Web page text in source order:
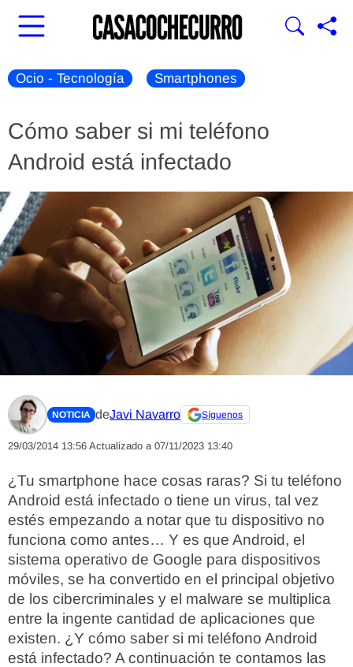
Ocio - Tecnología Smartphones
Cómo saber si mi teléfono
Android está infectado
NOTICIA deJavi Navarro Síguenos
29/03/2014 13:56 Actualizado a 07/11/2023 13:40
¿Tu smartphone hace cosas raras? Si tu teléfono
Android está infectado o tiene un virus, tal vez
estés empezando a notar que tu dispositivo no
funciona como antes… Y es que Android, el
sistema operativo de Google para dispositivos
móviles, se ha convertido en el principal objetivo
de los cibercriminales y el malware se multiplica
entre la ingente cantidad de aplicaciones que
existen. ¿Y cómo saber si mi teléfono Android
está infectado? A continuación te contamos las